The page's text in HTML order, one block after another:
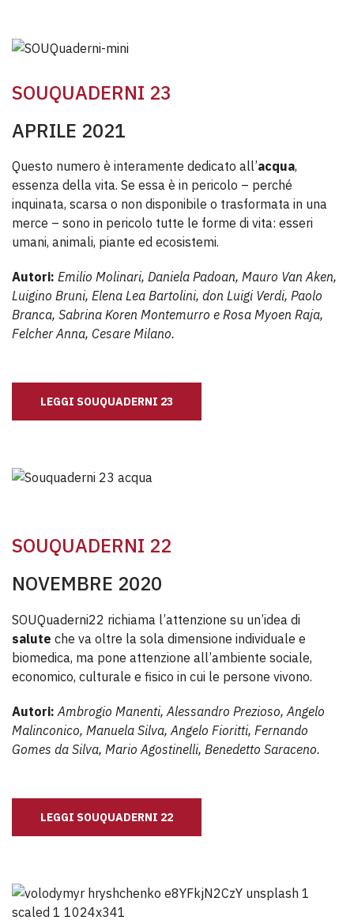
SOUQUADERNI 23
APRILE 2021
Questo numero è interamente dedicato all’acqua,
essenza della vita. Se essa è in pericolo – perché
inquinata, scarsa o non disponibile o trasformata in una
merce – sono in pericolo tutte le forme di vita: esseri
umani, animali, piante ed ecosistemi.
Autori: Emilio Molinari, Daniela Padoan, Mauro Van Aken,
Luigino Bruni, Elena Lea Bartolini, don Luigi Verdi, Paolo
Branca, Sabrina Koren Montemurro e Rosa Myoen Raja,
Felcher Anna, Cesare Milano.
LEGGI SOUQUADERNI 23
SOUQUADERNI 22
NOVEMBRE 2020
SOUQuaderni22 richiama l’attenzione su un’idea di
salute che va oltre la sola dimensione individuale e
biomedica, ma pone attenzione all’ambiente sociale,
economico, culturale e fisico in cui le persone vivono.
Autori: Ambrogio Manenti, Alessandro Prezioso, Angelo
Malinconico, Manuela Silva, Angelo Fioritti, Fernando
Gomes da Silva, Mario Agostinelli, Benedetto Saraceno.
LEGGI SOUQUADERNI 22